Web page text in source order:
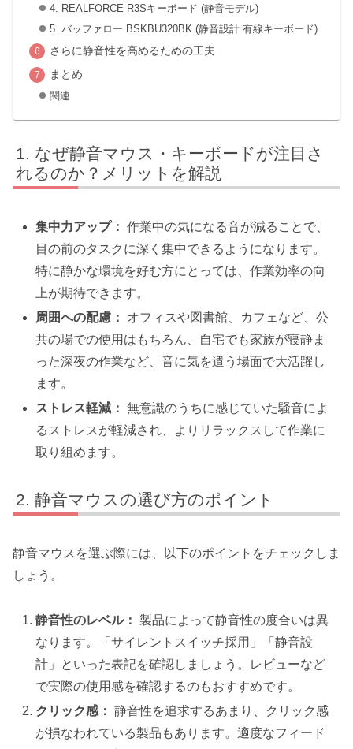
4. REALFORCE R3Sキーボード (静音モデル)
5. バッファロー BSKBU320BK (静音設計 有線キーボード)
さらに静音性を高めるための工夫
まとめ
関連
なぜ静音マウス・キーボードが注目さ
れるのか？メリットを解説
集中力アップ： 作業中の気になる音が減ることで、
目の前のタスクに深く集中できるようになります。
特に静かな環境を好む方にとっては、作業効率の向
上が期待できます。
周囲への配慮：
オフィスや図書館、カフェなど、公
共の場での使用はもちろん、自宅でも家族が寝静ま
った深夜の作業など、音に気を遣う場面で大活躍し
ます。
ストレス軽減： 無意識のうちに感じていた騒音によ
るストレスが軽減され、よりリラックスして作業に
取り組めます。
静音マウスの選び方のポイント
静音マウスを選ぶ際には、以下のポイントをチェックしま
しょう。
静音性のレベル： 製品によって静音性の度合いは異
なります。「サイレントスイッチ採用」「静音設
計」といった表記を確認しましょう。レビューなど
で実際の使用感を確認するのもおすすめです。
クリック感： 静音性を追求するあまり、クリック感
が損なわれている製品もあります。適度なフィード